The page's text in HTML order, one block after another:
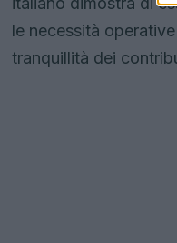
le necessità
tranquillità dei